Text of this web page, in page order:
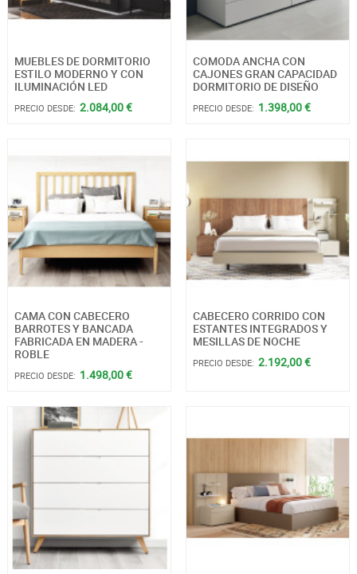
MUEBLES DE DORMITORIO
ESTILO MODERNO Y CON
ILUMINACIÓN LED
PRECIO DESDE: 2.084,00 €
COMODA ANCHA CON
CAJONES GRAN CAPACIDAD
DORMITORIO DE DISEÑO
PRECIO DESDE: 1.398,00 €
CAMA CON CABECERO
BARROTES Y BANCADA
FABRICADA EN MADERA -
ROBLE
PRECIO DESDE: 1.498,00 €
CABECERO CORRIDO CON
ESTANTES INTEGRADOS Y
MESILLAS DE NOCHE
PRECIO DESDE: 2.192,00 €